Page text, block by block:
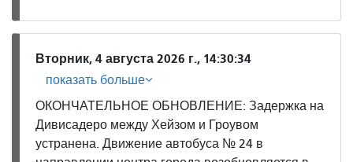
Вторник, 4 августа 2026 г., 14:30:34
показать больше
ОКОНЧАТЕЛЬНОЕ ОБНОВЛЕНИЕ: Задержка на
Дивисадеро между Хейзом и Гроувом
устранена. Движение автобуса № 24 в